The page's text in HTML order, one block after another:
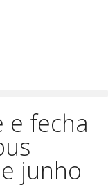
e fecha
junho